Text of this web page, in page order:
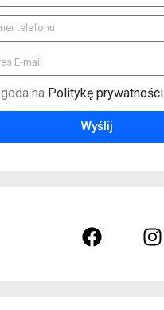
na Politykę prywatności
Wyślij